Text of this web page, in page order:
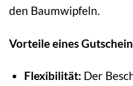
den Baumwipfeln.
Vorteile eines
Flexibilität: Der